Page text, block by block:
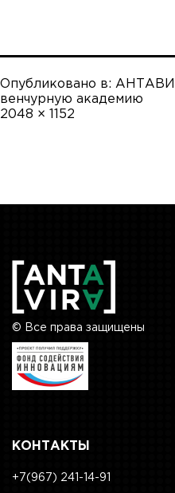
Опубликовано в:
венчурную академию
Полный
2048 × 1152
© Все права защищены
КОНТАКТЫ
+7(967) 241-14-91